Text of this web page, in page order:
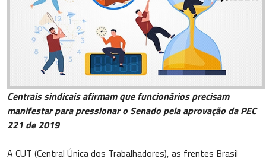
Centrais sindicais afirmam que funcionários precisam
manifestar para pressionar o Senado pela aprovação da PEC
221 de 2019
A CUT (Central Única dos Trabalhadores), as frentes Brasil